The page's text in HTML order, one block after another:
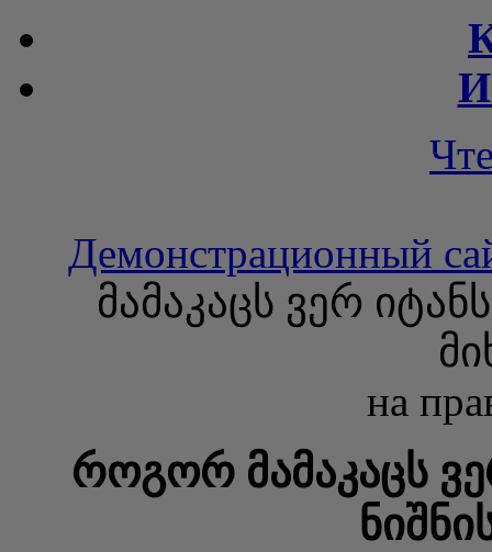
Демонстрационный
მამაკაცს ვერ
на
როგორ მამაკაცს